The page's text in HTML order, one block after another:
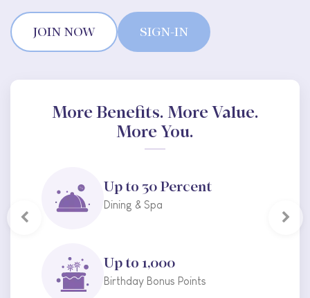
More Benefits. More
More You.
More
Online Check-in
One Tap
Previous